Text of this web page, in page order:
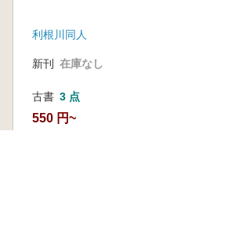
利根川同人
新刊 在庫なし
古書 3 点
550 円~